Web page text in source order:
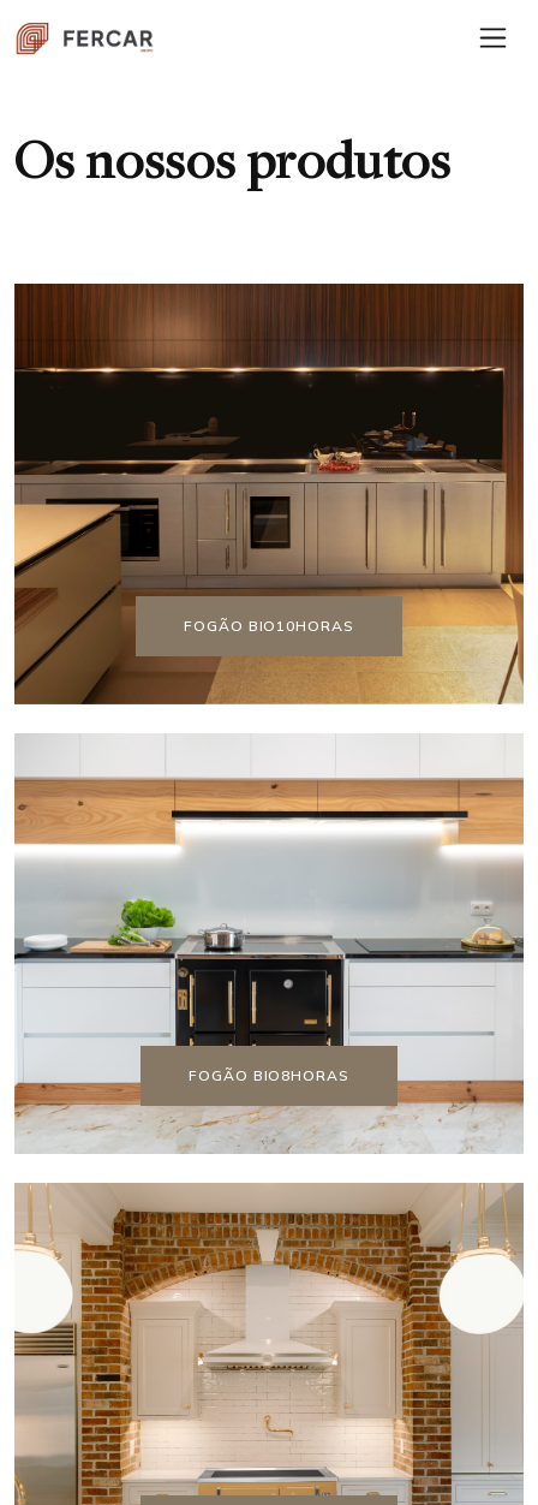
Os nossos produtos
FOGÃO BIO10HORAS
FOGÃO BIO8HORAS